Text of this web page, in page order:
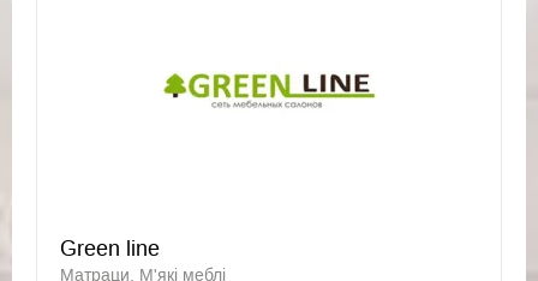
Green line
Матраци, М'які меблі